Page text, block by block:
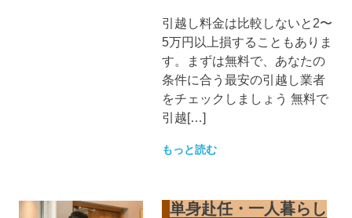
引越し料金は比較しないと2〜
5万円以上損することもありま
す。まずは無料で、あなたの
条件に合う最安の引越し業者
をチェックしましょう 無料で
引越[…]
もっと読む
単身赴任・一人暮らし